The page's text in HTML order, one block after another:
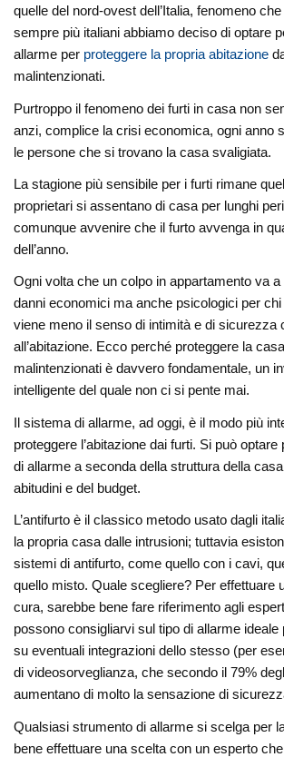
quelle del nord-ovest dell’Italia, fenomeno
sempre più italiani abbiamo deciso di optare
allarme per proteggere la propria abitazione
malintenzionati.
Purtroppo il fenomeno dei furti in casa non
anzi, complice la crisi economica, ogni anno
le persone che si trovano la casa svaligiata.
La stagione più sensibile per i furti rimane
proprietari si assentano di casa per lunghi
comunque avvenire che il furto avvenga in
dell’anno.
Ogni volta che un colpo in appartamento va
danni economici ma anche psicologici per
viene meno il senso di intimità e di sicurezza
all’abitazione. Ecco perché proteggere la
malintenzionati è davvero fondamentale, un
intelligente del quale non ci si pente mai.
Il sistema di allarme, ad oggi, è il modo più
proteggere l’abitazione dai furti. Si può
di allarme a seconda della struttura della
abitudini e del budget.
L’antifurto è il classico metodo usato dagli
la propria casa dalle intrusioni; tuttavia
sistemi di antifurto, come quello con i cavi,
quello misto. Quale scegliere? Per effettuare
cura, sarebbe bene fare riferimento agli
possono consigliarvi sul tipo di allarme
su eventuali integrazioni dello stesso (per
di videosorveglianza, che secondo il 79%
aumentano di molto la sensazione di
Qualsiasi strumento di allarme si scelga per
bene effettuare una scelta con un esperto